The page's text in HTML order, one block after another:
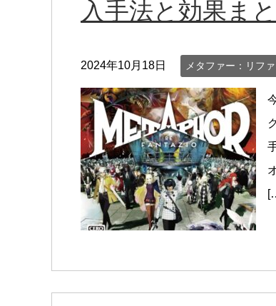
入手法と効果ま
2024年10月18日 メタファー：リフ